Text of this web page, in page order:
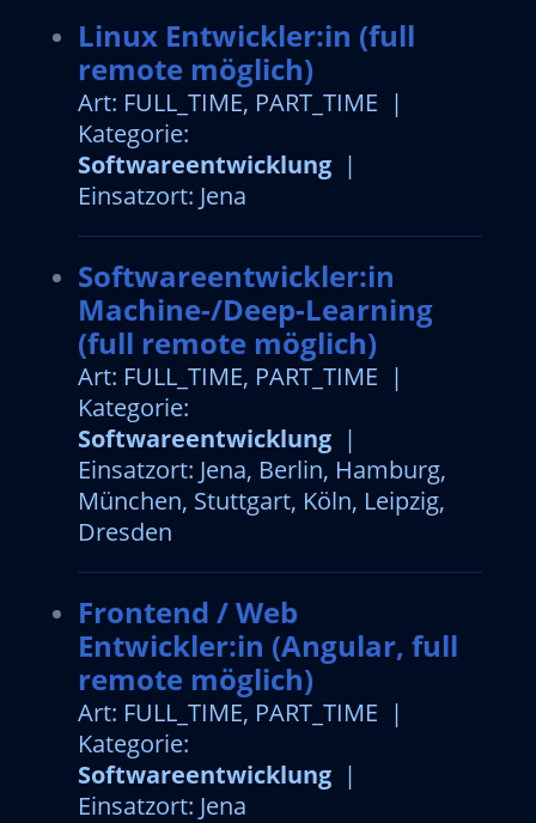
Linux Entwickler:in (full
remote möglich)
Art: FULL_TIME, PART_TIME |
Kategorie:
Softwareentwicklung|
Einsatzort: Jena
Softwareentwickler:in
Machine-/Deep-Learning
(full remote möglich)
Art: FULL_TIME, PART_TIME |
Kategorie:
Softwareentwicklung|
Einsatzort: Jena, Berlin, Hamburg,
München, Stuttgart, Köln, Leipzig,
Dresden
Frontend / Web
Entwickler:in (Angular, full
remote möglich)
Art: FULL_TIME, PART_TIME |
Kategorie:
Softwareentwicklung|
Einsatzort: Jena